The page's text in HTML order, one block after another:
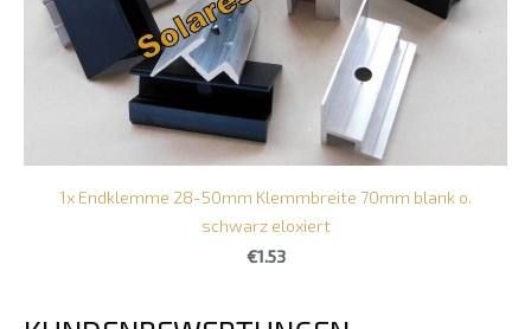
1x Endklemme 28-50mm Klemmbreite 70mm blank o.
schwarz eloxiert
€1.53